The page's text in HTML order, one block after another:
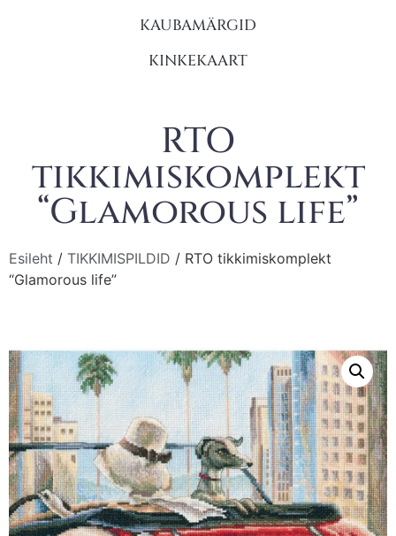
KAUBAMÄRGID
KINKEKAART
RTO
tikkimiskomplekt
“Glamorous life”
Esileht / TIKKIMISPILDID / RTO tikkimiskomplekt
“Glamorous life”